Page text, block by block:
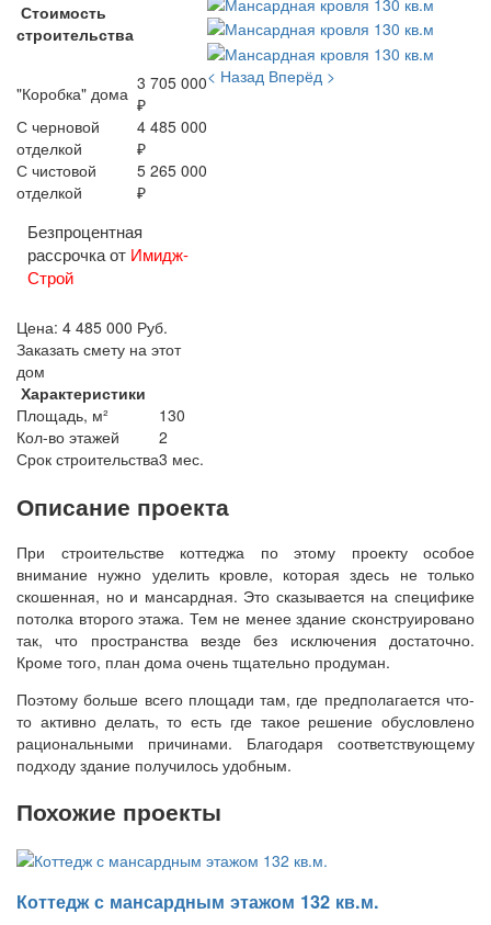
Стоимость
строительства
"Коробка" дома 3 705 000
₽
С черновой
отделкой
4 485 000
₽
С чистовой
отделкой
5 265 000
₽
Безпроцентная
рассрочка от Имидж-
Строй
Цена: 4 485 000 Руб.
Заказать смету на этот
дом
Характеристики
Площадь, м²
130
Кол-во этажей
2
Срок строительства3 мес.
< Назад Вперёд >
Описание проекта
При строительстве коттеджа по этому проекту особое
внимание нужно уделить кровле, которая здесь не только
скошенная, но и мансардная. Это сказывается на специфике
потолка второго этажа. Тем не менее здание сконструировано
так, что пространства везде без исключения достаточно.
Кроме того, план дома очень тщательно продуман.
Поэтому больше всего площади там, где предполагается что-
то активно делать, то есть где такое решение обусловлено
рациональными причинами. Благодаря соответствующему
подходу здание получилось удобным.
Похожие проекты
Коттедж с мансардным этажом 132 кв.м.